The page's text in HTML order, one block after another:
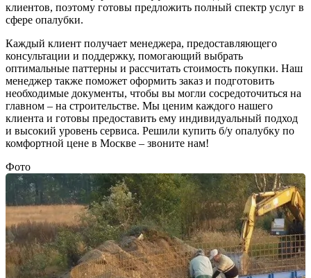
клиентов, поэтому готовы предложить полный спектр услуг в
сфере опалубки.
Каждый клиент получает менеджера, предоставляющего
консультации и поддержку, помогающий выбрать
оптимальные паттерны и рассчитать стоимость покупки. Наш
менеджер также поможет оформить заказ и подготовить
необходимые документы, чтобы вы могли сосредоточиться на
главном – на строительстве. Мы ценим каждого нашего
клиента и готовы предоставить ему индивидуальный подход
и высокий уровень сервиса. Решили купить б/у опалубку по
комфортной цене в Москве – звоните нам!
Фото